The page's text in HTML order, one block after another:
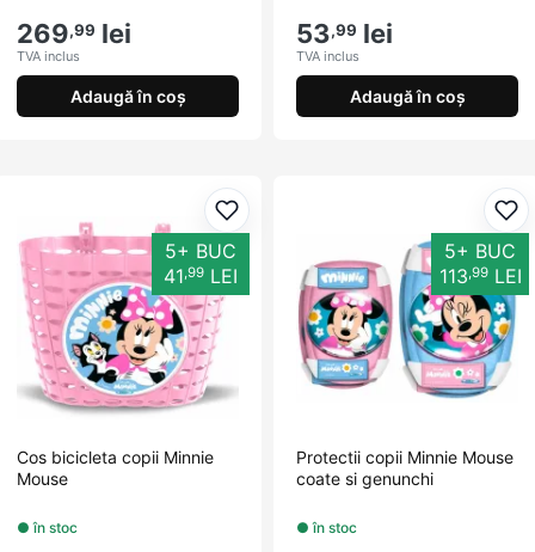
269,99 lei
TVA inclus
Adaugă în coș
53,99 lei
TVA inclus
Adaugă în coș
Adaugă la favorite
5+ BUC
41 ,99 LEI
Cos bicicleta copii Minnie
Mouse
● în stoc
5+ BUC
113 ,99LEI
Protectii copii Minnie Mouse
coate si genunchi
● în stoc